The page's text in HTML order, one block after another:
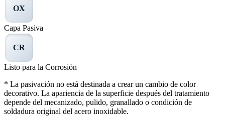
OX
Capa Pasiva
CR
Listo para la Corrosión
* La pasivación no está destinada a crear un cambio de color
decorativo. La apariencia de la superficie después del tratamiento
depende del mecanizado, pulido, granallado o condición de
soldadura original del acero inoxidable.